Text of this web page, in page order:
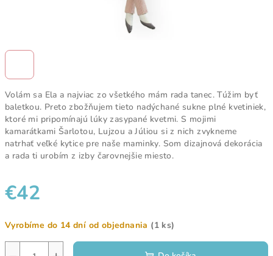
Volám sa Ela a najviac zo všetkého mám rada tanec. Túžim byť
baletkou. Preto zbožňujem tieto nadýchané sukne plné kvetiniek,
ktoré mi pripomínajú lúky zasypané kvetmi. S mojimi
kamarátkami Šarlotou, Lujzou a Júliou si z nich zvykneme
natrhať veľké kytice pre naše maminky. Som dizajnová dekorácia
a rada ti urobím z izby čarovnejšie miesto.
€42
cena:
Vyrobíme do 14 dní od objednania (1 ks)